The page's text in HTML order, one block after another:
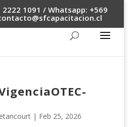
1091 / Whatsapp: +569
| Feb 25, 2026